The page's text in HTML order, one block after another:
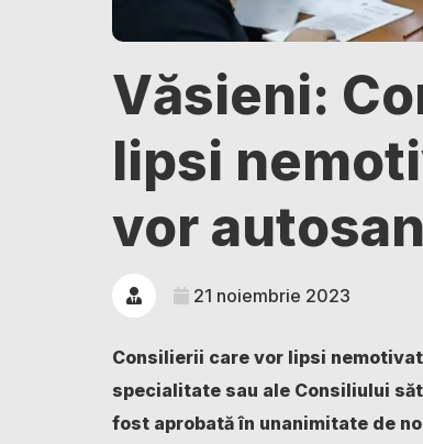
Văsieni:
lipsi
vor
21 noiembrie 2023
Consilierii care vor lipsi
specialitate sau ale Consiliului
fost aprobată în unanimitate de